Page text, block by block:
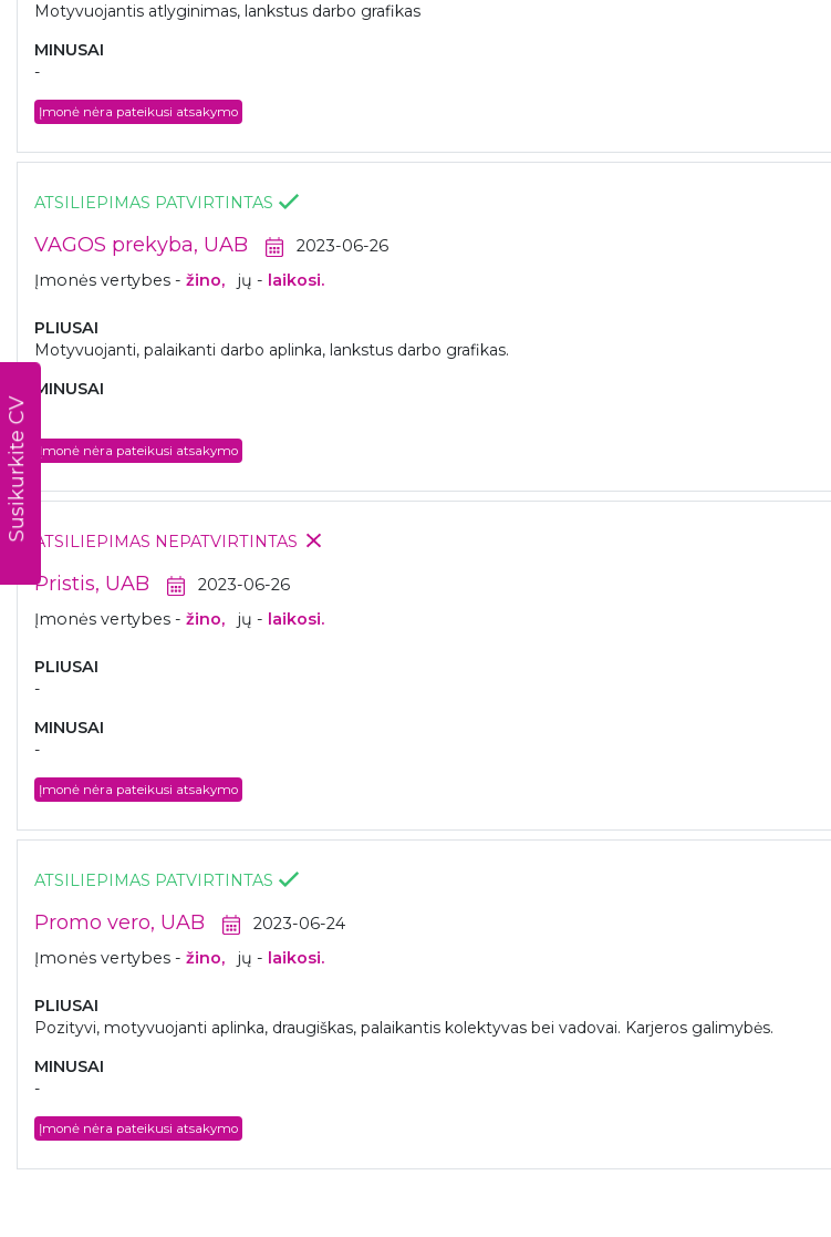
Susikurkite CV
Motyvuojantis atlyginimas, lankstus darbo grafikas
MINUSAI
-
Įmonė nėra pateikusi atsakymo
ATSILIEPIMAS PATVIRTINTAS
VAGOS prekyba, UAB
2023-06-26
Įmonės vertybes - žino, jų - laikosi.
PLIUSAI
Motyvuojanti, palaikanti darbo aplinka, lankstus darbo grafikas.
MINUSAI
Įmonė nėra pateikusi atsakymo
ATSILIEPIMAS NEPATVIRTINTAS
Pristis, UAB
2023-06-26
Įmonės vertybes - žino, jų - laikosi.
PLIUSAI
-
MINUSAI
-
Įmonė nėra pateikusi atsakymo
ATSILIEPIMAS PATVIRTINTAS
Promo vero, UAB
2023-06-24
Įmonės vertybes - žino, jų - laikosi.
PLIUSAI
Pozityvi, motyvuojanti aplinka, draugiškas, palaikantis kolektyvas bei vadovai. Karjeros galimybės.
MINUSAI
-
Įmonė nėra pateikusi atsakymo